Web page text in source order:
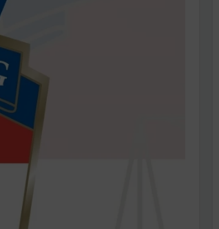
a Tetris boldogabbá tesz, mint a szerelem
a zseni, aki belenézett a saját koponyájába
Pradát visel. De te miért öltözöl hozzá?
Móricz Zsigmond: falusi író vagy boncmester?
akarja uralni – de nem csak a 80-as években